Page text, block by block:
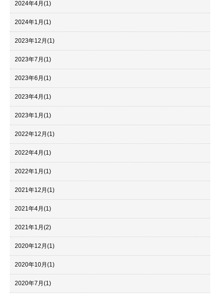
2024年4月 (1)
2024年1月 (1)
2023年12月 (1)
2023年7月 (1)
2023年6月 (1)
2023年4月 (1)
2023年1月 (1)
2022年12月 (1)
2022年4月 (1)
2022年1月 (1)
2021年12月 (1)
2021年4月 (1)
2021年1月 (2)
2020年12月 (1)
2020年10月 (1)
2020年7月 (1)